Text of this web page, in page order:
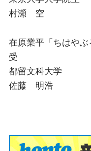
村瀬 空
在原業平「ちはや
受
都留文科大学
佐藤 明浩